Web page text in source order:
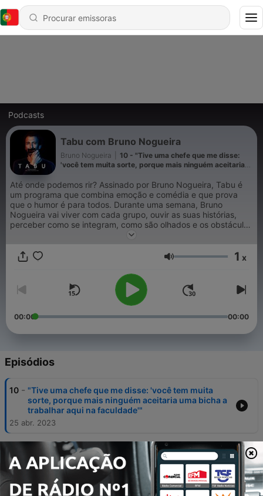
Podcasts
Tabu com Bruno Nogueira
Bruno Nogueira
10 - "Tive uma chefe que me disse:
'você tem muita sorte, porque mais ninguém aceitaria
Até onde podemos rir? Assinado por Bruno Nogueira, Tabu é
um programa que combina emoção e comédia e que prova
que o humor é para todos. Durante uma semana, Bruno
Nogueira vai viver com cada grupo, ouvir as suas histórias,
perceber como se integram, como são olhados e os obstáculos
com que vivem. Depois, irá tornar estas histórias as
Volume 1 x
00:00 00:00
Episódios
10 - "Tive uma chefe que me disse: 'você tem muita
sorte, porque mais ninguém aceitaria uma bicha a
trabalhar aqui na faculdade'"
25 abr. 2023
"Vivi 10 anos com uma amiga. Um dia fomos a um
festival LGBT e ao sair a polícia matou-a e disse-me
que eu ia desaparecer. Por isso, fugi da Rússia"